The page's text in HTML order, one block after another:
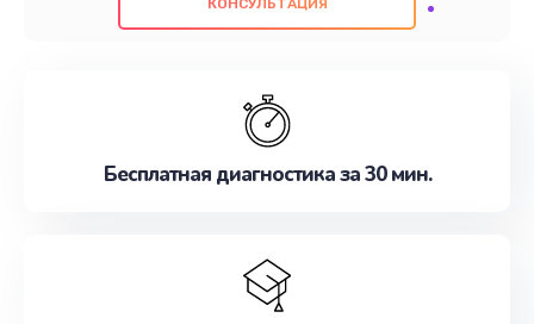
проведенных работ. Наша цель - предоставить
наилучшим образом. Не медлите записаться на
КОНСУЛЬТАЦИЯ
Бесплатная диагностика за 30 мин.